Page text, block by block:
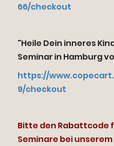
66/checkout
"Heile Dein inneres
Seminar in Hamburg
https://
9/checkout
Bitte den Rabattcode
Seminare bei